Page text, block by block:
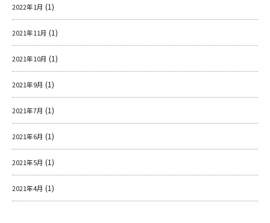
2022年1月 (1)
2021年11月 (1)
2021年10月 (1)
2021年9月 (1)
2021年7月 (1)
2021年6月 (1)
2021年5月 (1)
2021年4月 (1)